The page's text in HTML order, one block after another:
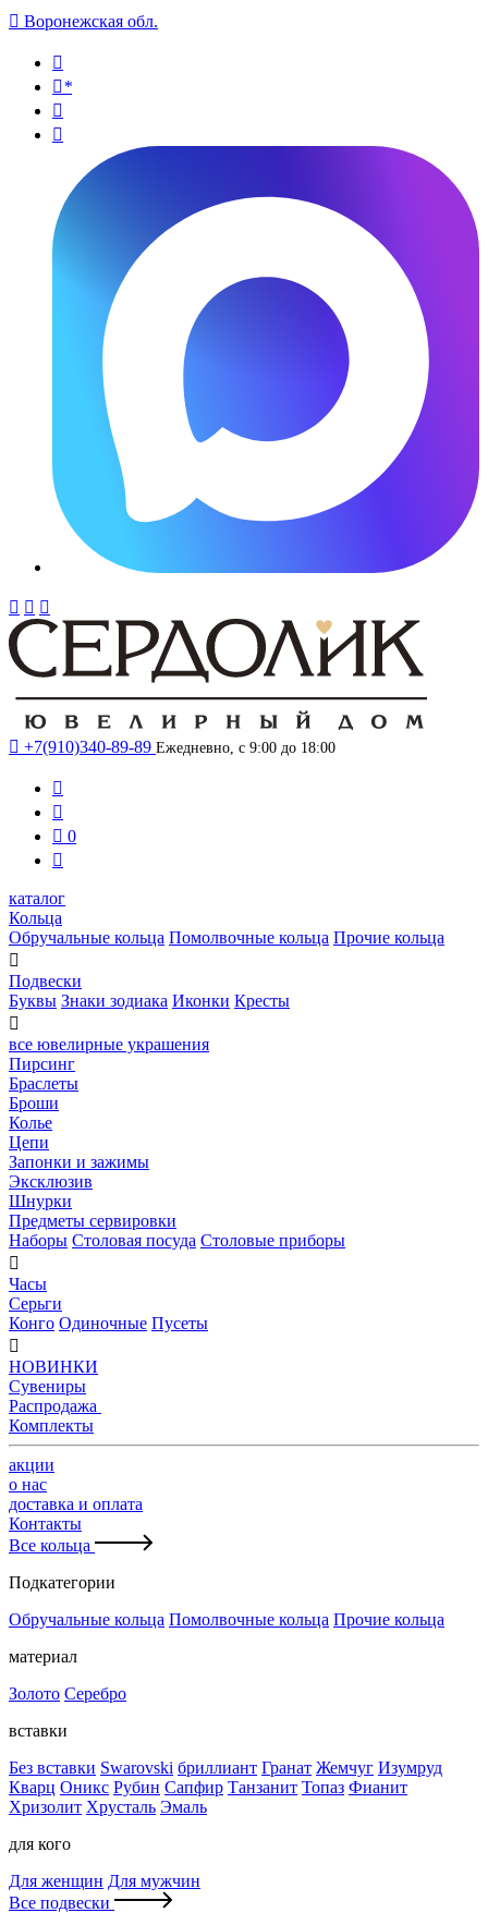
 Воронежская обл.

*


  
 +7(910)340-89-89 Ежедневно, с 9:00 до 18:00


 0

каталог
Кольца
Обручальные кольца Помолвочные кольца Прочие кольца

Подвески
Буквы Знаки зодиака Иконки Кресты

все ювелирные украшения
Пирсинг
Браслеты
Броши
Колье
Цепи
Запонки и зажимы
Эксклюзив
Шнурки
Предметы сервировки
Наборы Столовая посуда Столовые приборы

Часы
Серьги
Конго Одиночные Пусеты

НОВИНКИ
Сувениры
Распродажа
Комплекты
акции
о нас
доставка и оплата
Контакты
Все кольца
Подкатегории
Обручальные кольца Помолвочные кольца Прочие кольца
материал
Золото Серебро
вставки
Без вставки Swarovski бриллиант Гранат Жемчуг Изумруд
Кварц Оникс Рубин Сапфир Танзанит Топаз Фианит
Хризолит Хрусталь Эмаль
для кого
Для женщин Для мужчин
Все подвески